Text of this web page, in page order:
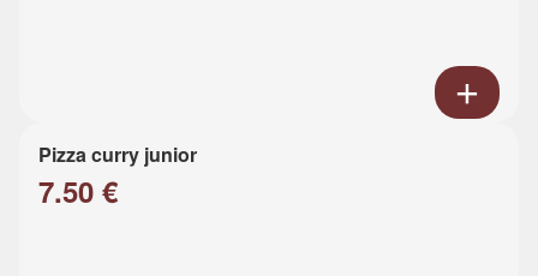
Pizza curry junior
7.50 €